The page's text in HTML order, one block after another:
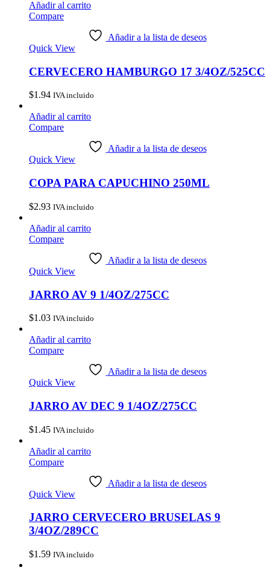
Añadir al carrito
Compare
Añadir a la lista de deseos
Quick View
CERVECERO HAMBURGO 17 3/4OZ/525CC
$1.94 IVA incluido
Añadir al carrito
Compare
Añadir a la lista de deseos
Quick View
COPA PARA CAPUCHINO 250ML
$2.93 IVA incluido
Añadir al carrito
Compare
Añadir a la lista de deseos
Quick View
JARRO AV 9 1/4OZ/275CC
$1.03 IVA incluido
Añadir al carrito
Compare
Añadir a la lista de deseos
Quick View
JARRO AV DEC 9 1/4OZ/275CC
$1.45 IVA incluido
Añadir al carrito
Compare
Añadir a la lista de deseos
Quick View
JARRO CERVECERO BRUSELAS 9
3/4OZ/289CC
$1.59 IVA incluido